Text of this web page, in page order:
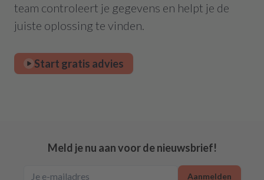
team controleert je gegevens en helpt je de
juiste oplossing te vinden.
Start gratis advies
Meld je nu aan voor de nieuwsbrief!
Aanmelden